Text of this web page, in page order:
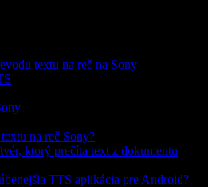
textu na reč na Sony
na reč Sony?
ktorý prečíta text z dokumentu
TTS aplikácia pre Android?